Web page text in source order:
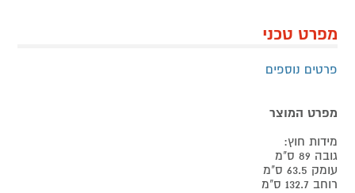
מפרט טכני
פרטים נוספים
מפרט המוצר
מידות חוץ:
גובה 89 ס"מ
עומק 63.5 ס"מ
רוחב 132.7 ס"מ